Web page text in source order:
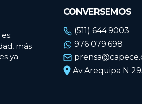
más
ya
CONVERSEMOS
(511) 644 9003
976 079 698
Av.Arequipa N